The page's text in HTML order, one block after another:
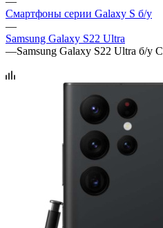
Смартфоны серии Galaxy S б/у
—
Samsung Galaxy S22 Ultra
—Samsung Galaxy S22 Ultra б/у